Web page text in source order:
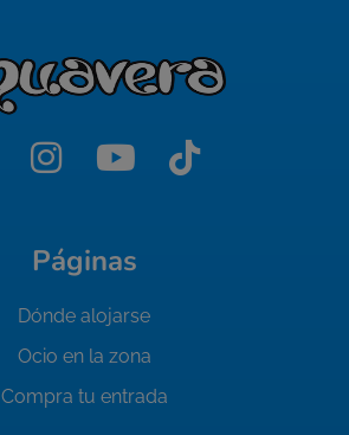
Páginas
Dónde alojarse
Ocio en la zona
Compra tu entrada